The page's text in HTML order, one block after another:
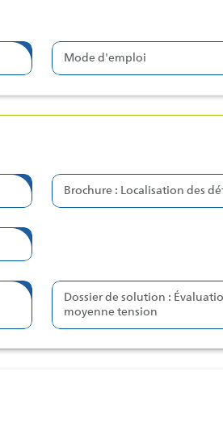
Mode d'emploi
Brochure : Localisation des
Dossier de solution :
moyenne tension